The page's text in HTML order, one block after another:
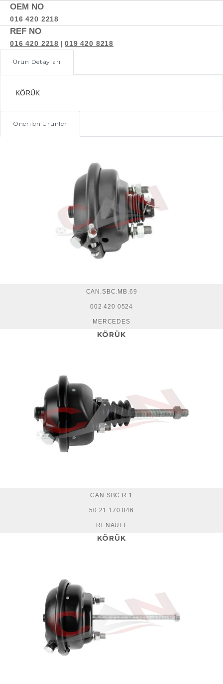
OEM NO
016 420 2218
REF NO
016 420 2218 |019 420 8218
Ürün Detayları
KÖRÜK
Önerilen Ürünler
CAN.SBC.MB.69
002 420 0524
MERCEDES
KÖRÜK
CAN.SBC.R.1
50 21 170 046
RENAULT
KÖRÜK